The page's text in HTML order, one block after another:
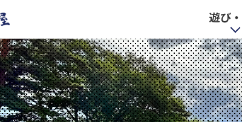
遊び
様々な自然を体験できるスポット、
松原湖のバー
ング
名所・周辺施設になります。
白駒
疲れを癒すオリーブ湯と遠赤外線サ
たかね
季
山菜、きのこ、野草花、そしてパノ
山野草
スポットをご紹介いたします。
飯盛
や、周辺の釣りスポットのご紹介で
立花屋ワカ
の宿泊ご案内です。 施設案内、客
お部屋の